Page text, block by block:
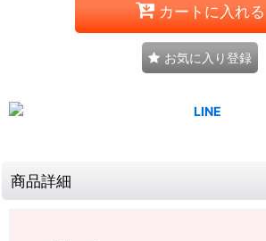
カートに入れる
お気に入り登録
商品詳細